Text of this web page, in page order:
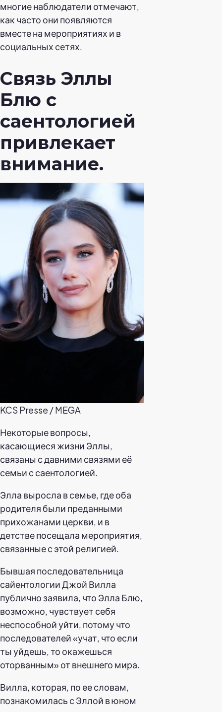
многие наблюдатели отмечают,
как часто они появляются
вместе на мероприятиях и в
социальных сетях.
Связь Эллы
Блю с
саентологией
привлекает
внимание.
KCS Presse / MEGA
Некоторые вопросы,
касающиеся жизни Эллы,
связаны с давними связями её
семьи с саентологией.
Элла выросла в семье, где оба
родителя были преданными
прихожанами церкви, и в
детстве посещала мероприятия,
связанные с этой религией.
Бывшая последовательница
сайентологии Джой Вилла
публично заявила, что Элла Блю,
возможно, чувствует себя
неспособной уйти, потому что
последователей «учат, что если
ты уйдешь, то окажешься
оторванным» от внешнего мира.
Вилла, которая, по ее словам,
познакомилась с Эллой в юном